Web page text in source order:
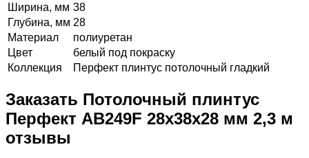
Ширина, мм 38
Глубина, мм 28
Материал
полиуретан
Цвет
белый под покраску
Коллекция
Перфект плинтус потолочный гладкий
Заказать Потолочный плинтус
Перфект AB249F 28х38х28 мм 2,3 м
отзывы